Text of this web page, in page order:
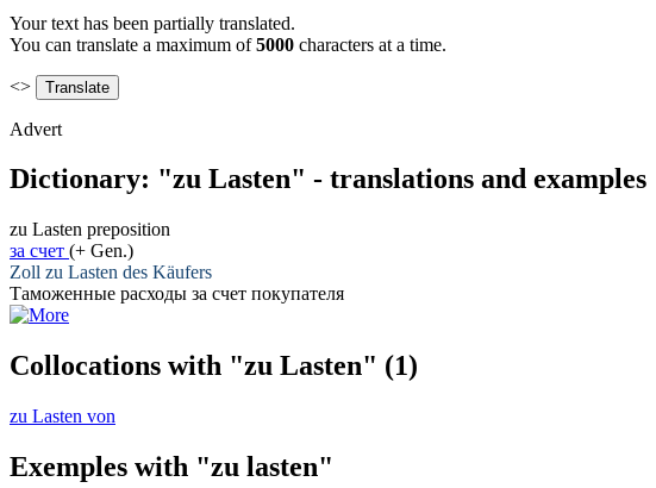
Your text has been partially translated.
You can translate a maximum of5000 characters at a time.
<>
Advert
Dictionary: "zu Lasten" - translations and examples
zu Lasten preposition
за счет (+ Gen.)
Zoll zu Lasten des Käufers
Таможенные расходы за счет покупателя
Collocations with "zu Lasten" (1)
zu Lasten von
Exemples with "zu lasten"